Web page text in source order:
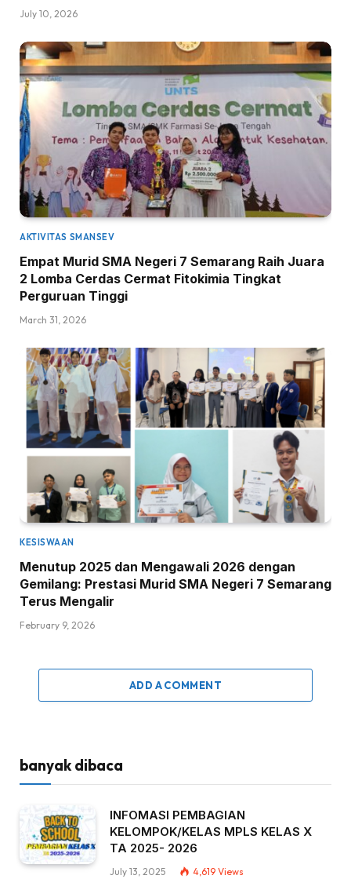
July 10, 2026
AKTIVITAS SMANSEV
Empat Murid SMA Negeri 7 Semarang Raih Juara
2 Lomba Cerdas Cermat Fitokimia Tingkat
Perguruan Tinggi
March 31, 2026
KESISWAAN
Menutup 2025 dan Mengawali 2026 dengan
Gemilang: Prestasi Murid SMA Negeri 7 Semarang
Terus Mengalir
February 9, 2026
ADD A COMMENT
banyak dibaca
INFOMASI PEMBAGIAN
KELOMPOK/KELAS MPLS KELAS X
TA 2025- 2026
July 13, 2025 4,619 Views